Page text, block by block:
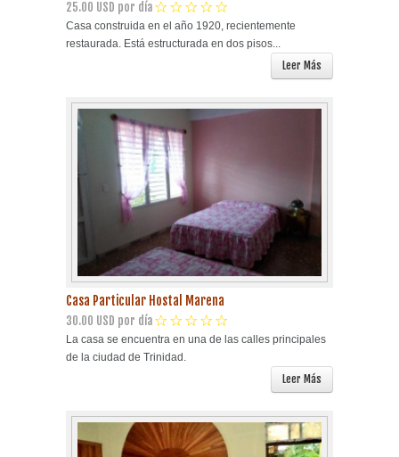
25.00 USD por día
Casa construida en el año 1920, recientemente
restaurada. Está estructurada en dos pisos...
Leer Más
Casa Particular Hostal Marena
30.00 USD por día
La casa se encuentra en una de las calles principales
de la ciudad de Trinidad.
Leer Más